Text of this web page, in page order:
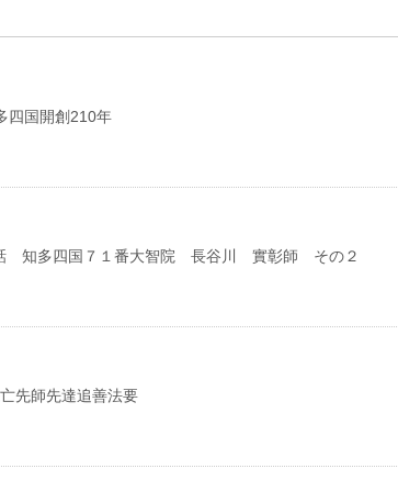
四国開創210年
知多四国７１番大智院 長谷川 實彰師 その２
先師先達追善法要